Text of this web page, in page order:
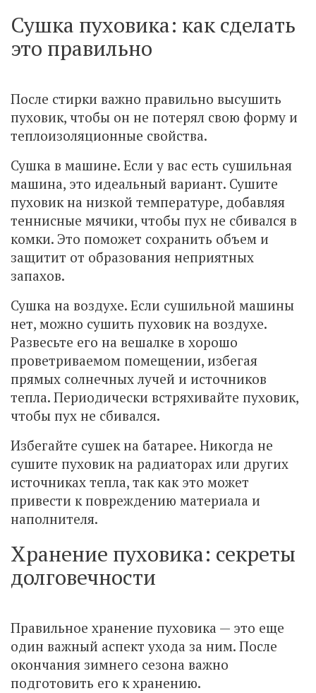
Сушка пуховика: как сделать
это правильно
После стирки важно правильно высушить
пуховик, чтобы он не потерял свою форму и
теплоизоляционные свойства.
Сушка в машине. Если у вас есть сушильная
машина, это идеальный вариант. Сушите
пуховик на низкой температуре, добавляя
теннисные мячики, чтобы пух не сбивался в
комки. Это поможет сохранить объем и
защитит от образования неприятных
запахов.
Сушка на воздухе. Если сушильной машины
нет, можно сушить пуховик на воздухе.
Развесьте его на вешалке в хорошо
проветриваемом помещении, избегая
прямых солнечных лучей и источников
тепла. Периодически встряхивайте пуховик,
чтобы пух не сбивался.
Избегайте сушек на батарее. Никогда не
сушите пуховик на радиаторах или других
источниках тепла, так как это может
привести к повреждению материала и
наполнителя.
Хранение пуховика: секреты
долговечности
Правильное хранение пуховика — это еще
один важный аспект ухода за ним. После
окончания зимнего сезона важно
подготовить его к хранению.